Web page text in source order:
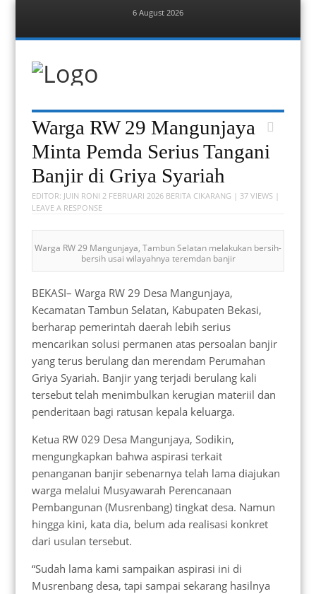
6 August 2026
Menu
to
Berita Bekasi
Menu
Skip
to
content
Warga RW 29 Mangunjaya
Minta Pemda Serius Tangani
Banjir di Griya Syariah
EDITOR: JUIN RONI 2 FEBRUARI 2026 BERITA CIKARANG | 37 VIEWS |
LEAVE A RESPONSE
Warga RW 29 Mangunjaya, Tambun Selatan melakukan bersih-
bersih usai wilayahnya teremdan banjir
BEKASI– Warga RW 29 Desa Mangunjaya,
Kecamatan Tambun Selatan, Kabupaten Bekasi,
berharap pemerintah daerah lebih serius
mencarikan solusi permanen atas persoalan banjir
yang terus berulang dan merendam Perumahan
Griya Syariah. Banjir yang terjadi berulang kali
tersebut telah menimbulkan kerugian materiil dan
penderitaan bagi ratusan kepala keluarga.
Ketua RW 029 Desa Mangunjaya, Sodikin,
mengungkapkan bahwa aspirasi terkait
penanganan banjir sebenarnya telah lama diajukan
warga melalui Musyawarah Perencanaan
Pembangunan (Musrenbang) tingkat desa. Namun
hingga kini, kata dia, belum ada realisasi konkret
dari usulan tersebut.
“Sudah lama kami sampaikan aspirasi ini di
Musrenbang desa, tapi sampai sekarang hasilnya